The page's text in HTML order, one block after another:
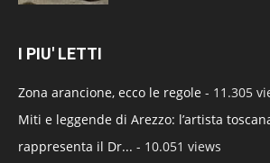
I PIU' LETTI
Zona arancione, ecco le regole - 11.305
Miti e leggende di Arezzo: l’artista
rappresenta il Dr... - 10.051 views